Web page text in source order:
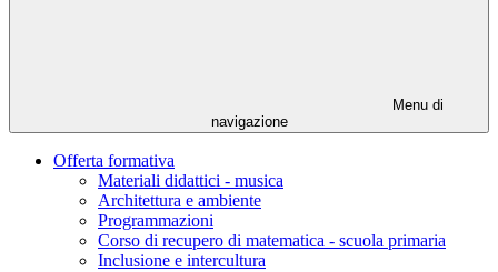
Menu di
navigazione
Offerta formativa
Materiali didattici - musica
Architettura e ambiente
Programmazioni
Corso di recupero di matematica - scuola primaria
Inclusione e intercultura